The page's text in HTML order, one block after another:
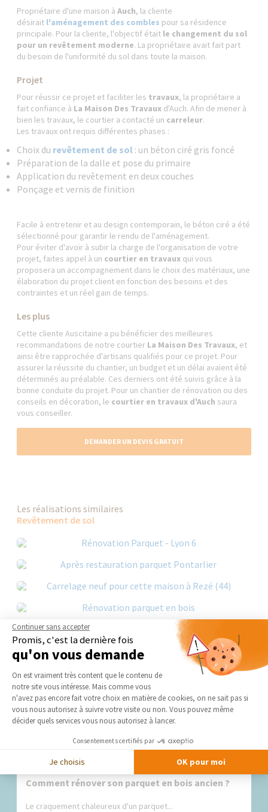
Propriétaire d'une maison àAuch, la cliente
désirait l'aménagement des combles pour sa résidence
principale. Pour la cliente, l'objectif était le changement du sol
pour un revêtement moderne. La propriétaire avait fait part
du besoin de l'uniformité du sol dans toute la maison.
Projet
Pour réussir ce projet et faciliter les travaux, la propriétaire a
fait confiance à La Maison Des Travaux d'Auch. Afin de mener à
bien les travaux, le courtier a contacté un carreleur.
Les travaux ont requis différentes phases :
Choix du revêtement de sol : un béton ciré gris foncé
Préparation de la dalle et pose du primaire
Application du revêtement en deux couches
Ponçage et vernis de finition
Facile à entretenir et au design contemporain, le béton ciré a été
sélectionné pour garantir le rendu de l'aménagement.
Pour éviter d'avoir à subir la charge de l'organisation de votre
projet, faites appel à un courtier en travaux qui vous
proposera un accompagnement dans le choix des matériaux, une
élaboration du projet client en fonction des besoins et des
contraintes et un réel gain de temps.
Les plus
Cette cliente Auscitaine a pu bénéficier des meilleures
recommandations de notre courtier La Maison Des Travaux, et
ainsi être rapprochée d'artisans qualifiés pour ce projet. Pour
assurer la réussite du chantier, un budget et un délai avaient été
déterminés au préalable. Ces derniers ont été suivis grâce à la
bonne conduite du projet. Pour un chantier de rénovation ou des
conseils en décoration, le courtier en travaux d'Auch saura
vous conseiller.
DEMANDER UN DEVIS GRATUIT
Les réalisations similaires
Revêtement de sol
Nos derniers conseils et actus
Comment rénover son parquet en bois ancien ?
Le craquement chaleureux d'un parquet...
Continuer sans accepter
Promis, c'est la dernière fois
qu'on vous demande
Plateforme de Gestion du
On est vraiment très content que le contenu de
notre site vous intéresse. Mais comme vous
n'avez pas encore fait votre choix en matière de cookies, on ne sait pas si
vous nous autorisez à suivre votre visite ou non. Vous pouvez même
décider quels services vous nous autorisez à lancer.
Consentements certifiés par
Je choisis OK pour moi
Axeptio consent